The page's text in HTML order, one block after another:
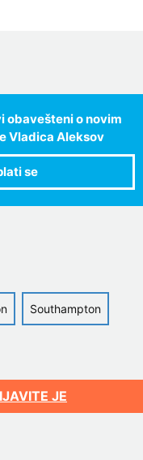
obavešteni o novim
Vladica Aleksov
Southampton
JE